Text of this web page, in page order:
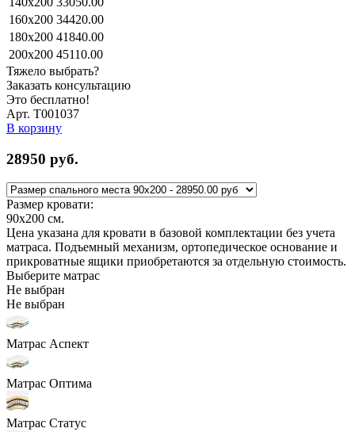
160x200 34420.00
180x200 41840.00
200x200 45110.00
Тяжело выбрать?
Заказать консультацию
Это бесплатно!
Арт. Т001037
В корзину
28950 руб.
Размер кровати:
90x200 см.
Цена указана для кровати в базовой комплектации без учета
матраса. Подъемный механизм, ортопедическое основание и
прикроватные ящики приобретаются за отдельную стоимость.
Выберите матрас
Не выбран
Не выбран
Матрас Аспект
Матрас Оптима
Матрас Статус